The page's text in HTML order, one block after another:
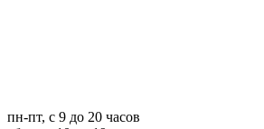
пн-пт, с 9 до 20 часов